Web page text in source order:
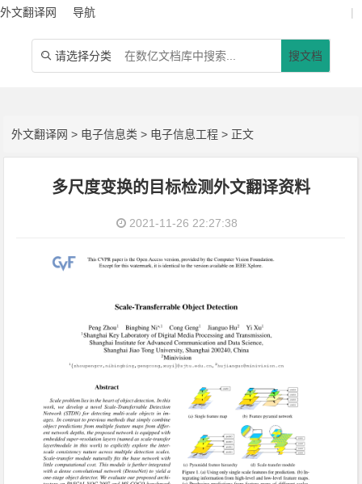
外文翻译网 导航 |
 请选择分类 搜文档
外文翻译网 > 电子信息类 > 电子信息工程 > 正文
多尺度变换的目标检测外文翻译资料
2021-11-26 22:27:38